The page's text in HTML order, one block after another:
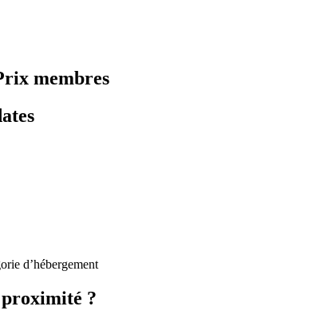
membres
d’hébergement
?